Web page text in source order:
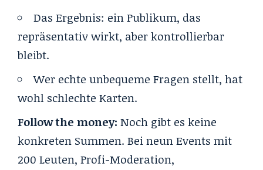
Das Ergebnis: ein Publikum, das
repräsentativ wirkt, aber kontrollierbar
bleibt.
Wer echte unbequeme Fragen stellt, hat
wohl schlechte Karten.
Follow the money: Noch gibt es keine
konkreten Summen. Bei neun Events mit
200 Leuten, Profi-Moderation,